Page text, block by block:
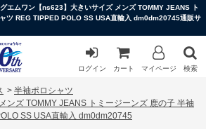
エムワン【ns623】大きいサイズ メンズ TOMMY JEANS ト
ツ REG TIPPED POLO SS USA直輸入 dm0dm20745通販サ
ログイン カート マイページ 検索
> 半袖ポロシャツ
ンズ TOMMY JEANS トミージーンズ 鹿の子 半袖
SS USA直輸入 dm0dm20745